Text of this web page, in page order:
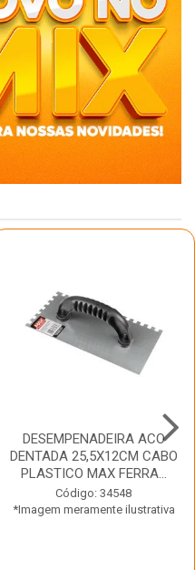
DESEMPENADEIRA ACO
DENTADA 25,5X12CM CABO
PLASTICO MAX FERRA...
Código: 34548
*Imagem meramente ilustrativa